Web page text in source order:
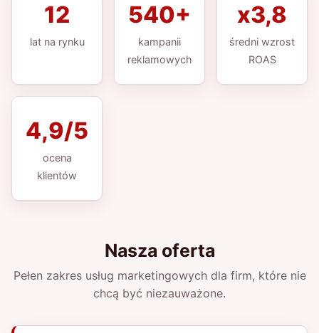
12
lat na rynku
540+
kampanii
reklamowych
x3,8
średni wzrost
ROAS
4,9/5
ocena
klientów
Nasza oferta
Pełen zakres usług marketingowych dla firm, które nie
chcą być niezauważone.